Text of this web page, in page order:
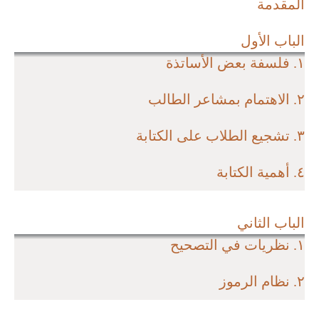
المقدمة
الباب الأول
١. فلسفة بعض الأساتذة
٢. الاهتمام بمشاعر الطالب
٣. تشجيع الطلاب على الكتابة
٤. أهمية الكتابة
الباب الثاني
١. نظريات في التصحيح
٢. نظام الرموز